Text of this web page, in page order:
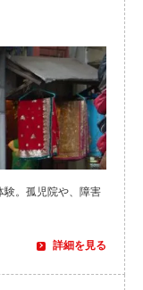
験。孤児院や、障害
詳細を見る